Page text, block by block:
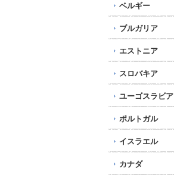
ベルギー
ブルガリア
エストニア
スロバキア
ユーゴスラビア
ポルトガル
イスラエル
カナダ